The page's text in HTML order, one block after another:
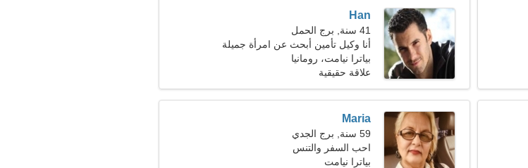
Han
41 سنة, برج الحمل
أنا وكيل تأمين أبحث عن امرأة جميلة
بياترا نيامت، رومانيا
علاقة حقيقية
Maria
59 سنة, برج الجدي
احب السفر والتنس
بياترا نيامت